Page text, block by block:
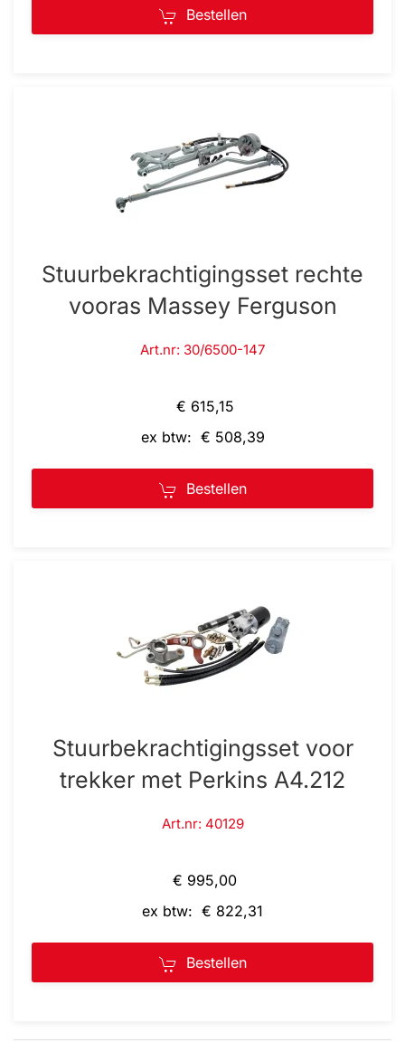
Bestellen
Stuurbekrachtigingsset rechte
vooras Massey Ferguson
Art.nr: 30/6500-147
€ 615,15
ex btw: € 508,39
Bestellen
Stuurbekrachtigingsset voor
trekker met Perkins A4.212
Art.nr: 40129
€ 995,00
ex btw: € 822,31
Bestellen